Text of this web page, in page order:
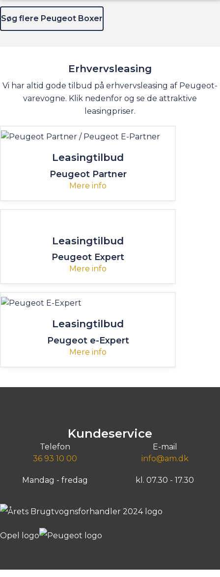
Søg flere Peugeot Boxer
Erhvervsleasing
Vi har altid gode tilbud på erhvervsleasing af Peugeot-
varevogne. Klik nedenfor og se de attraktive
leasingpriser.
Leasingtilbud
Peugeot Partner
Mere info
Leasingtilbud
Peugeot Expert
Mere info
Leasingtilbud
Peugeot e-Expert
Mere info
Kundeservice
Telefon
36 93 10 00
E-mail
info@am.dk
Mandag - fredag kl. 07.30 - 17.30